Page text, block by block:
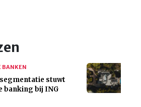
BANKEN
stuwt
banking bij ING